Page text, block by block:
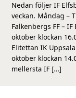
Nedan följer IF
veckan. Måndag –
Falkenbergs FF –
oktober klockan
Elitettan IK
oktober klockan
mellersta IF […]